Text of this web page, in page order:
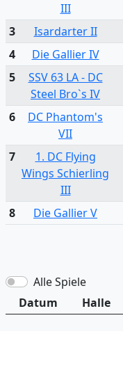
III
3 Isardarter II
4
Die Gallier IV
5
SSV 63 LA - DC
Steel Bro`s IV
6
DC Phantom's
VII
7
1. DC Flying
Wings Schierling
III
8 Die Gallier V
Alle Spiele
Datum
Halle